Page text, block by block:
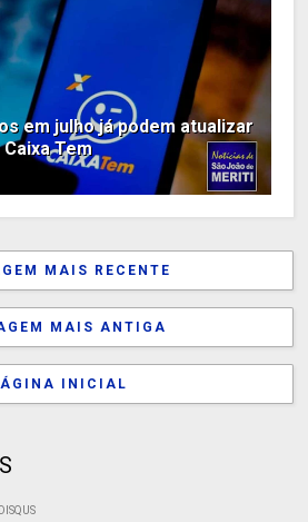
em julho já podem atualizar
Tem
MAIS RECENTE
MAIS ANTIGA
INICIAL
DISQUS